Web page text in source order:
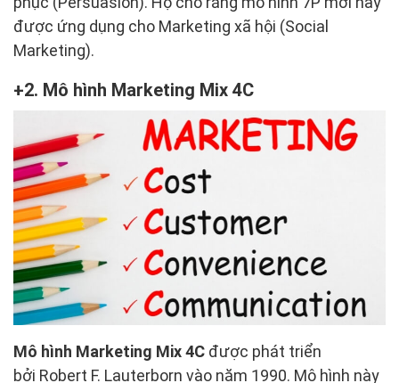
được ứng dụng cho Marketing xã hội (Social
Marketing).
2. Mô hình Marketing Mix 4C
Mô hình Marketing Mix 4C được phát triển
bởi Robert F. Lauterborn vào năm 1990. Mô hình này